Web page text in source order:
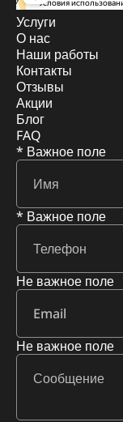
Услуги
О нас
Наши работы
Контакты
Отзывы
Акции
Блог
FAQ
* Важное поле
* Важное поле
Не важное поле
Не важное поле